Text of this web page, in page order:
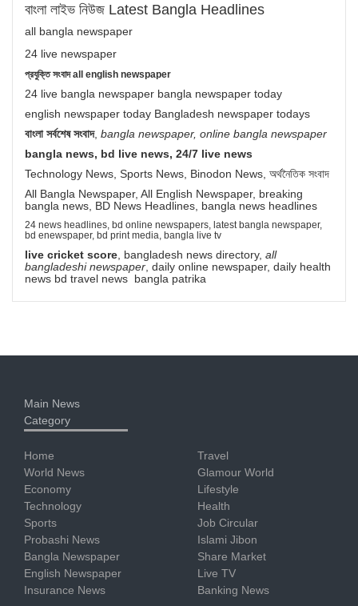
বাংলা লাইভ নিউজ Latest Bangla Headlines
all bangla newspaper
24 live newspaper
প্রযুক্তি সংবাদ all english newspaper
24 live bangla newspaper bangla newspaper today
english newspaper today Bangladesh newspaper todays
বাংলা সর্বশেষ সংবাদ, bangla newspaper, online bangla newspaper
bangla news, bd live news, 24/7 live news
Technology News, Sports News, Binodon News, অর্থনৈতিক সংবাদ
All Bangla Newspaper, All English Newspaper, breaking
bangla news, BD News Headlines, bangla news headlines
24 news headlines, bd online newspapers, latest bangla newspaper,
bd enewspaper, bd print media, bangla live tv
live cricket score , bangladesh news directory, all
bangladeshi newspaper , daily online newspaper, daily health
news bd travel news bangla patrika
Main News
Category
Home
World News
Economy
Technology
Sports
Probashi News
Bangla Newspaper
English Newspaper
Insurance News
Travel
Glamour World
Lifestyle
Health
Job Circular
Islami Jibon
Share Market
Live TV
Banking News